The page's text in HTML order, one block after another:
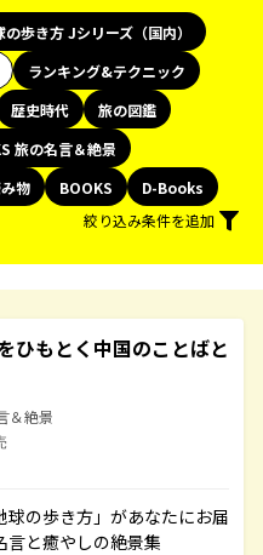
の歩き方 Jシリーズ（国内）
ランキング&テクニック
歴史時代
旅の図鑑
旅の名言＆絶景
物 BOOKS
D-Books
絞り込み条件を追加
ひもとく中国のことばと
＆絶景
の歩き方」があなたにお届
言と癒やしの絶景集